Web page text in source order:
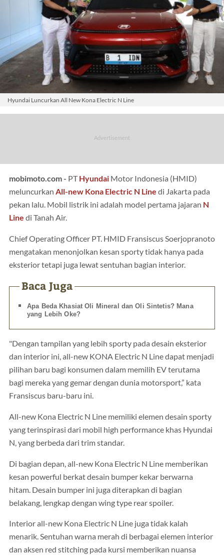
Hyundai Luncurkan All New Kona Electric N Line
mobimoto.com - PTHyundai Motor Indonesia (HMID)
meluncurkan All-new Kona Electric N Line di Jakarta pada
pekan lalu. Mobil listrik ini adalah model pertama jajaran N
Line di Tanah Air.
Chief Operating Officer PT. HMID Fransiscus Soerjopranoto
mengatakan menonjolkan kesan sporty tidak hanya pada
eksterior tetapi juga lewat sentuhan bagian interior.
Baca Juga
Apa Beda Khasiat Oli Mineral dan Oli Sintetis? Mana
yang Lebih Oke?
"Dengan tampilan yang lebih sporty pada desain eksterior
dan interior ini, all-new KONA Electric N Line dapat menjadi
pilihan baru bagi konsumen dalam memilih EV terutama
bagi mereka yang gemar dengan dunia motorsport,” kata
Fransiscus baru-baru ini.
All-new Kona Electric N Line memiliki elemen desain sporty
yang terinspirasi dari mobil high performance khas Hyundai
N, yang berbeda dari trim standar.
Di bagian depan, all-new Kona Electric N Line memberikan
kesan powerful berkat desain bumper kekar berwarna
hitam. Desain bumper ini juga diterapkan di bagian
belakang, lengkap dengan wing type rear spoiler.
Interior all-new Kona Electric N Line juga tidak kalah
menarik. Sentuhan warna merah di berbagai elemen interior
dan aksen red stitching pada kursi memberikan nuansa